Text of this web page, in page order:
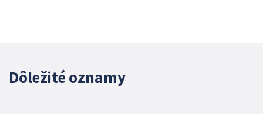
Dôležité oznamy